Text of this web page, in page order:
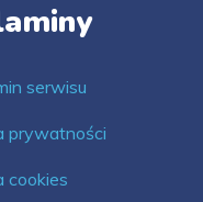
serwisu
prywatności
cookies